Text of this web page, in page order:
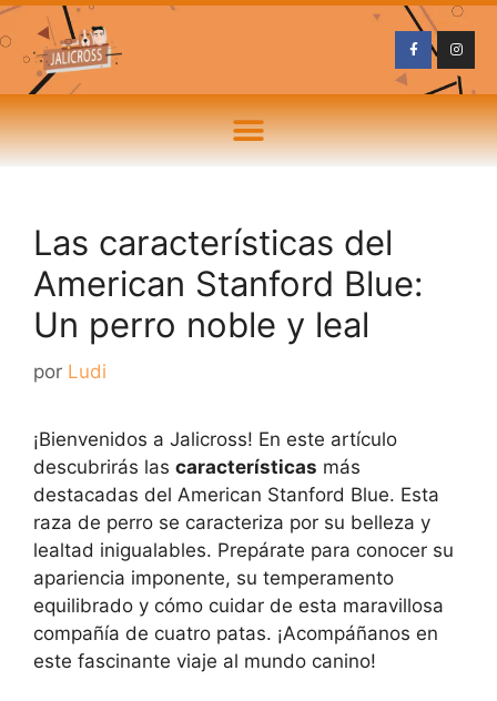
Las características del
American Stanford Blue:
Un perro noble y leal
por Ludi
¡Bienvenidos a Jalicross! En este artículo
descubrirás las características más
destacadas del American Stanford Blue. Esta
raza de perro se caracteriza por su belleza y
lealtad inigualables. Prepárate para conocer su
apariencia imponente, su temperamento
equilibrado y cómo cuidar de esta maravillosa
compañía de cuatro patas. ¡Acompáñanos en
este fascinante viaje al mundo canino!